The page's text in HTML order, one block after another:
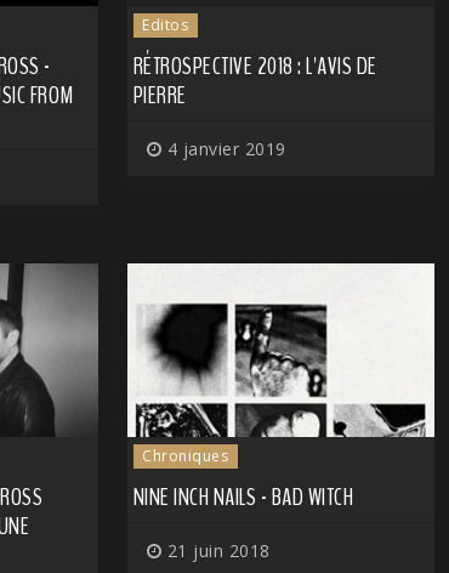
-
FROM
Editos
RÉTROSPECTIVE 2018 : L'AVIS DE
PIERRE
4 janvier 2019
Chroniques
NINE INCH NAILS - BAD WITCH
21 juin 2018